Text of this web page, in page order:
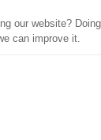
our website? Doing
can improve it.